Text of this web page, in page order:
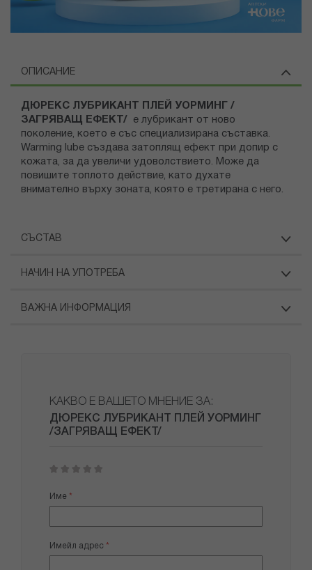
ОПИСАНИЕ
ДЮРЕКС ЛУБРИКАНТ ПЛЕЙ УОРМИНГ /
ЗАГРЯВАЩ ЕФЕКТ/
е лубрикант от ново
поколение, което е със специализирана съставка.
Warming lube създава затоплящ ефект при допир с
кожата, за да увеличи удоволствието. Може да
повишите топлото действие, като духате
внимателно върху зоната, която е третирана с него.
СЪСТАВ
НАЧИН НА УПОТРЕБА
ВАЖНА ИНФОРМАЦИЯ
КАКВО Е ВАШЕТО МНЕНИЕ ЗА:
ДЮРЕКС ЛУБРИКАНТ ПЛЕЙ УОРМИНГ
/ЗАГРЯВАЩ ЕФЕКТ/
star
stars
stars
stars
stars
Име
Имейл адрес